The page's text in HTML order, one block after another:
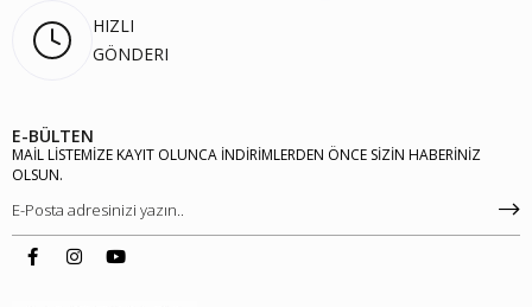
HIZLI
GÖNDERI
E-BÜLTEN
MAİL LİSTEMİZE KAYIT OLUNCA İNDİRİMLERDEN ÖNCE SİZİN HABERİNİZ
OLSUN.